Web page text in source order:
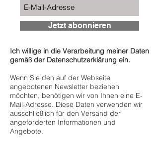
Jetzt abonnieren
Ich willige in die Verarbeitung meiner Daten
gemäß der Datenschutzerklärung ein.
Wenn Sie den auf der Webseite
angebotenen Newsletter beziehen
möchten, benötigen wir von Ihnen eine E-
Mail-Adresse. Diese Daten verwenden wir
ausschließlich für den Versand der
angeforderten Informationen und
Angebote.